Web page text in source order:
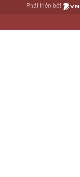
Phát triển bởi